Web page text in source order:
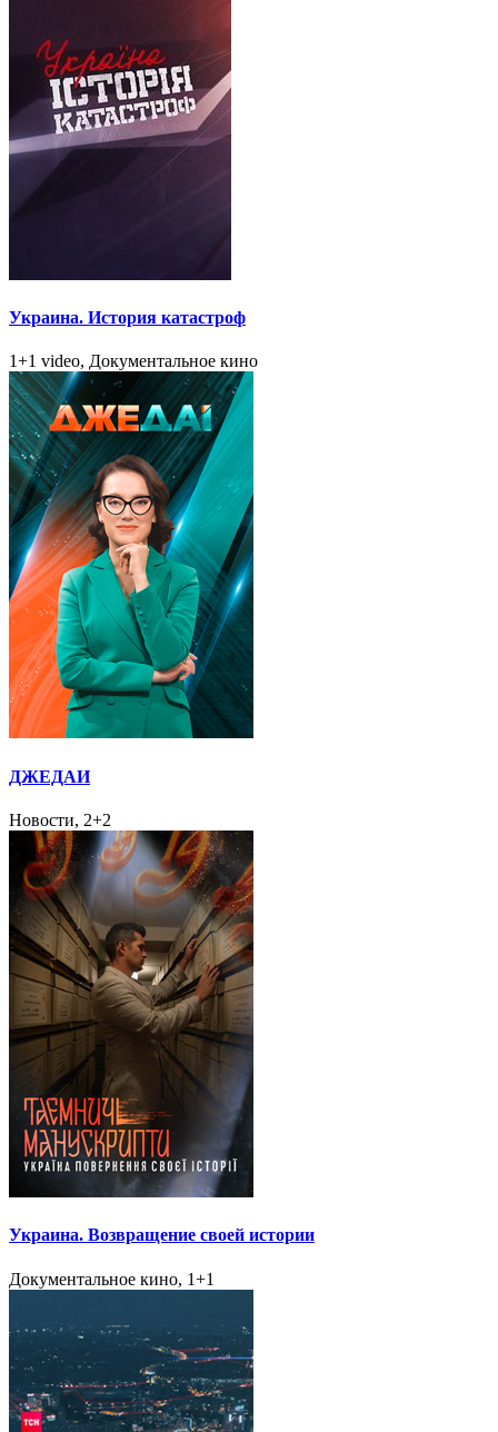
Украина. История катастроф
1+1 video, Документальное кино
ДЖЕДАИ
Новости, 2+2
Украина. Возвращение своей истории
Документальное кино, 1+1